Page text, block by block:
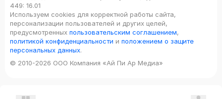
449: 16.01
Используем cookies для корректной работы сайта,
персонализации пользователей и других целей,
предусмотренных пользовательским соглашением,
политикой конфиденциальности и положением о защите
персональных данных.
© 2010-2026 ООО Компания «Ай Пи Ар Медиа»